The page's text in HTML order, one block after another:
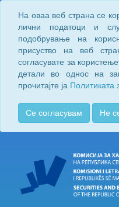
На оваа веб страна се
лични податоци и
подобрување на
присуство на веб
согласувате за
детали во однос на
прочитајте ја Политиката
Се согласувам Не